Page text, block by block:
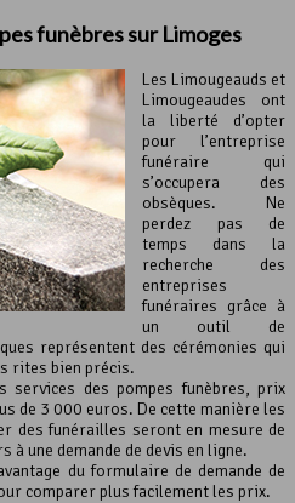
funèbres sur Limoges
Les Limougeauds et
Limougeaudes ont
la liberté d’opter
pour l’entreprise
funéraire qui
s’occupera des
obsèques. Ne
perdez pas de
temps dans la
recherche des
entreprises
funéraires grâce à
un outil de
représentent des cérémonies qui
rites bien précis.
services des pompes funèbres, prix
de 3 000 euros. De cette manière les
des funérailles seront en mesure de
à une demande de devis en ligne.
du formulaire de demande de
comparer plus facilement les prix.